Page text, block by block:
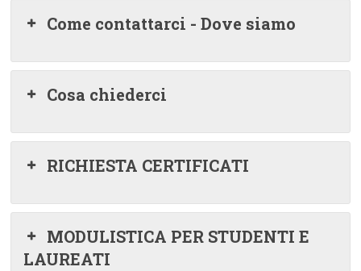
Come contattarci - Dove siamo
Cosa chiederci
RICHIESTA CERTIFICATI
MODULISTICA PER STUDENTI E
LAUREATI